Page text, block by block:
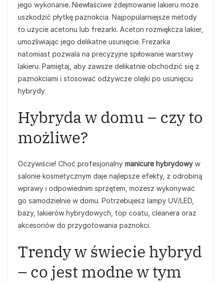
jego wykonanie. Niewłaściwe zdejmowanie lakieru może
uszkodzić płytkę paznokcia. Najpopularniejsze metody
to użycie acetonu lub frezarki. Aceton rozmiękcza lakier,
umożliwiając jego delikatne usunięcie. Frezarka
natomiast pozwala na precyzyjne spiłowanie warstwy
lakieru. Pamiętaj, aby zawsze delikatnie obchodzić się z
paznokciami i stosować odżywcze olejki po usunięciu
hybrydy.
Hybryda w domu – czy to
możliwe?
Oczywiście! Choć profesjonalny manicure hybrydowy w
salonie kosmetycznym daje najlepsze efekty, z odrobiną
wprawy i odpowiednim sprzętem, możesz wykonywać
go samodzielnie w domu. Potrzebujesz lampy UV/LED,
bazy, lakierów hybrydowych, top coatu, cleanera oraz
akcesoriów do przygotowania paznokci.
Trendy w świecie hybryd
– co jest modne w tym